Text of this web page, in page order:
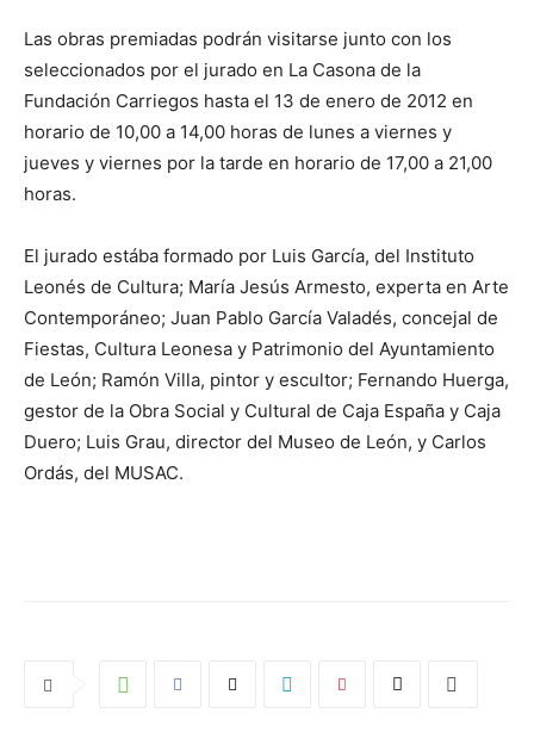
Las obras premiadas podrán visitarse junto con los
seleccionados por el jurado en La Casona de la
Fundación Carriegos hasta el 13 de enero de 2012 en
horario de 10,00 a 14,00 horas de lunes a viernes y
jueves y viernes por la tarde en horario de 17,00 a 21,00
horas.
El jurado estába formado por Luis García, del Instituto
Leonés de Cultura; María Jesús Armesto, experta en Arte
Contemporáneo; Juan Pablo García Valadés, concejal de
Fiestas, Cultura Leonesa y Patrimonio del Ayuntamiento
de León; Ramón Villa, pintor y escultor; Fernando Huerga,
gestor de la Obra Social y Cultural de Caja España y Caja
Duero; Luis Grau, director del Museo de León, y Carlos
Ordás, del MUSAC.